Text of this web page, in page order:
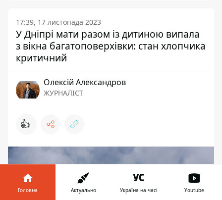
17:39, 17 листопада 2023
У Дніпрі мати разом із дитиною випала
з вікна багатоповерхівки: стан хлопчика
критичний
Олексій Александров
ЖУРНАЛІСТ
👍
Головна Актуально Україна на часі Youtube